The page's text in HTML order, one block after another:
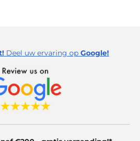
Deel uw ervaring op Google!